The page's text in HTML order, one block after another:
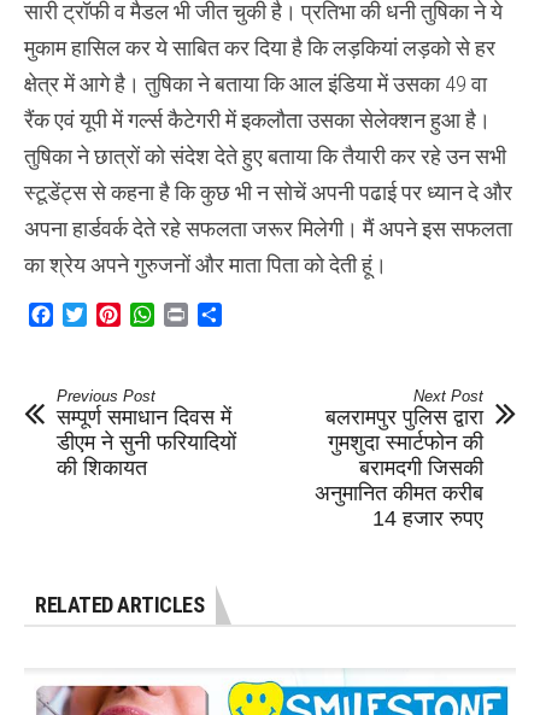
सारी ट्रॉफी व मैडल भी जीत चुकी है। प्रतिभा की धनी तुषिका ने ये
मुकाम हासिल कर ये साबित कर दिया है कि लड़कियां लड़को से हर
क्षेत्र में आगे है। तुषिका ने बताया कि आल इंडिया में उसका 49 वा
रैंक एवं यूपी में गर्ल्स कैटेगरी में इकलौता उसका सेलेक्शन हुआ है।
तुषिका ने छात्रों को संदेश देते हुए बताया कि तैयारी कर रहे उन सभी
स्टूडेंट्स से कहना है कि कुछ भी न सोचें अपनी पढाई पर ध्यान दे और
अपना हार्डवर्क देते रहे सफलता जरूर मिलेगी। मैं अपने इस सफलता
का श्रेय अपने गुरुजनों और माता पिता को देती हूं।
Facebook
TwitterPinterestWhatsApp
Print
Previous Post
सम्पूर्ण समाधान दिवस में
डीएम ने सुनी फरियादियों
की शिकायत
Next Post
बलरामपुर पुलिस द्वारा
गुमशुदा स्मार्टफोन की
बरामदगी जिसकी
अनुमानित कीमत करीब
14 हजार रुपए
RELATED ARTICLES